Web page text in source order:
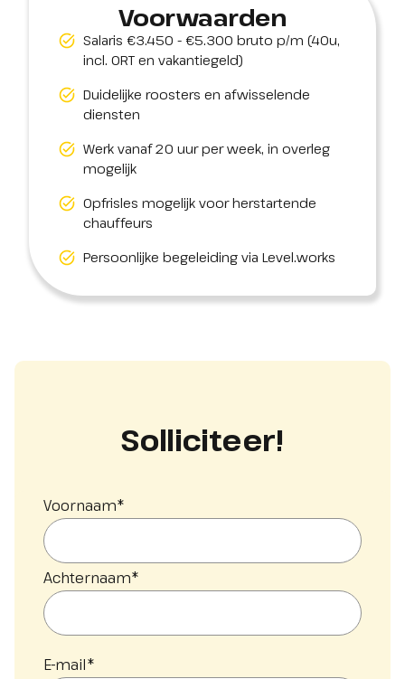
Voorwaarden
Salaris €3.450 - €5.300 bruto p/m (40u,
incl. ORT en vakantiegeld)
Duidelijke roosters en afwisselende
diensten
Werk vanaf 20 uur per week, in overleg
mogelijk
Opfrisles mogelijk voor herstartende
chauffeurs
Persoonlijke begeleiding via Level.works
Solliciteer!
Voornaam*
Achternaam*
E-mail*